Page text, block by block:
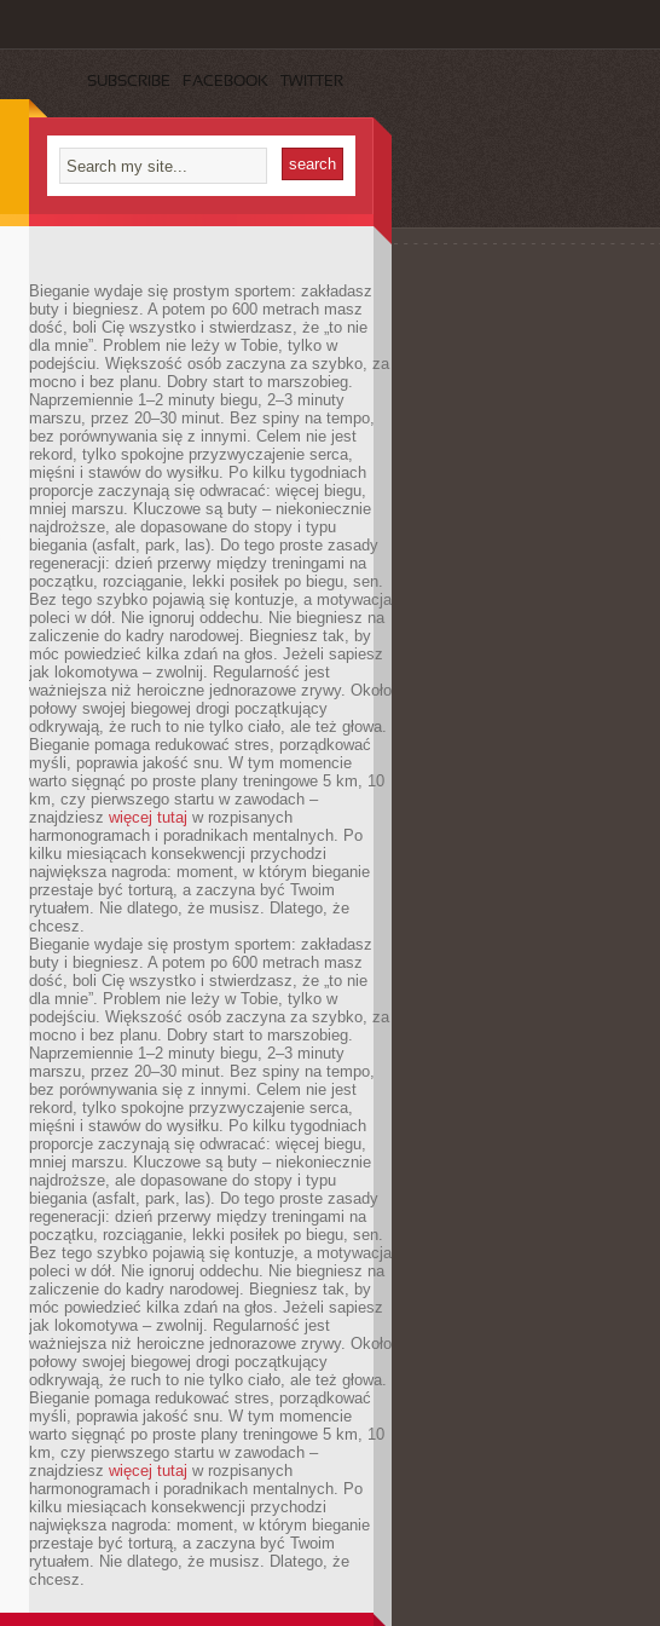
SUBSCRIBE FACEBOOK TWITTER
Bieganie wydaje się prostym sportem: zakładasz
buty i biegniesz. A potem po 600 metrach masz
dość, boli Cię wszystko i stwierdzasz, że „to nie
dla mnie”. Problem nie leży w Tobie, tylko w
podejściu. Większość osób zaczyna za szybko, za
mocno i bez planu. Dobry start to marszobieg.
Naprzemiennie 1–2 minuty biegu, 2–3 minuty
marszu, przez 20–30 minut. Bez spiny na tempo,
bez porównywania się z innymi. Celem nie jest
rekord, tylko spokojne przyzwyczajenie serca,
mięśni i stawów do wysiłku. Po kilku tygodniach
proporcje zaczynają się odwracać: więcej biegu,
mniej marszu. Kluczowe są buty – niekoniecznie
najdroższe, ale dopasowane do stopy i typu
biegania (asfalt, park, las). Do tego proste zasady
regeneracji: dzień przerwy między treningami na
początku, rozciąganie, lekki posiłek po biegu, sen.
Bez tego szybko pojawią się kontuzje, a motywacja
poleci w dół. Nie ignoruj oddechu. Nie biegniesz na
zaliczenie do kadry narodowej. Biegniesz tak, by
móc powiedzieć kilka zdań na głos. Jeżeli sapiesz
jak lokomotywa – zwolnij. Regularność jest
ważniejsza niż heroiczne jednorazowe zrywy. Około
połowy swojej biegowej drogi początkujący
odkrywają, że ruch to nie tylko ciało, ale też głowa.
Bieganie pomaga redukować stres, porządkować
myśli, poprawia jakość snu. W tym momencie
warto sięgnąć po proste plany treningowe 5 km, 10
km, czy pierwszego startu w zawodach –
znajdziesz więcej tutaj w rozpisanych
harmonogramach i poradnikach mentalnych. Po
kilku miesiącach konsekwencji przychodzi
największa nagroda: moment, w którym bieganie
przestaje być torturą, a zaczyna być Twoim
rytuałem. Nie dlatego, że musisz. Dlatego, że
chcesz.
Bieganie wydaje się prostym sportem: zakładasz
buty i biegniesz. A potem po 600 metrach masz
dość, boli Cię wszystko i stwierdzasz, że „to nie
dla mnie”. Problem nie leży w Tobie, tylko w
podejściu. Większość osób zaczyna za szybko, za
mocno i bez planu. Dobry start to marszobieg.
Naprzemiennie 1–2 minuty biegu, 2–3 minuty
marszu, przez 20–30 minut. Bez spiny na tempo,
bez porównywania się z innymi. Celem nie jest
rekord, tylko spokojne przyzwyczajenie serca,
mięśni i stawów do wysiłku. Po kilku tygodniach
proporcje zaczynają się odwracać: więcej biegu,
mniej marszu. Kluczowe są buty – niekoniecznie
najdroższe, ale dopasowane do stopy i typu
biegania (asfalt, park, las). Do tego proste zasady
regeneracji: dzień przerwy między treningami na
początku, rozciąganie, lekki posiłek po biegu, sen.
Bez tego szybko pojawią się kontuzje, a motywacja
poleci w dół. Nie ignoruj oddechu. Nie biegniesz na
zaliczenie do kadry narodowej. Biegniesz tak, by
móc powiedzieć kilka zdań na głos. Jeżeli sapiesz
jak lokomotywa – zwolnij. Regularność jest
ważniejsza niż heroiczne jednorazowe zrywy. Około
połowy swojej biegowej drogi początkujący
odkrywają, że ruch to nie tylko ciało, ale też głowa.
Bieganie pomaga redukować stres, porządkować
myśli, poprawia jakość snu. W tym momencie
warto sięgnąć po proste plany treningowe 5 km, 10
km, czy pierwszego startu w zawodach –
znajdziesz więcej tutaj w rozpisanych
harmonogramach i poradnikach mentalnych. Po
kilku miesiącach konsekwencji przychodzi
największa nagroda: moment, w którym bieganie
przestaje być torturą, a zaczyna być Twoim
rytuałem. Nie dlatego, że musisz. Dlatego, że
chcesz.